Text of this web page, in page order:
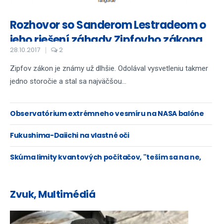
Rozhovor so Sanderom Lestradeom o
jeho riešení záhady Zipfovho zákona
28.10.2017 2
Zipfov zákon je známy už dlhšie. Odolával vysvetleniu takmer
jedno storočie a stal sa najväčšou...
Observatórium extrémneho vesmíru na NASA balóne
Fukushima-Daiichi na vlastné oči
Skúma limity kvantových počítačov, "teším sa na ne,
Zvuk, Multimédiá